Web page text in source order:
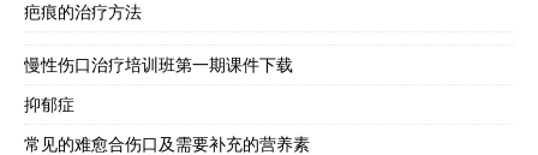
疤痕的治疗方法
慢性伤口治疗培训班第一期课件下载
抑郁症
常见的难愈合伤口及需要补充的营养素